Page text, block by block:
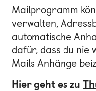
Mailprogramm
verwalten,
automatische
dafür, dass du nie
Mails Anhänge
Hier geht es zu